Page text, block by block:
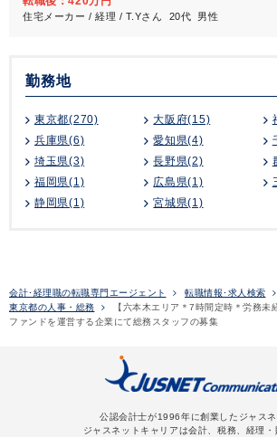
住宅メーカー / 経理 / T.Yさん 20代 男性
勤務地
東京都(270) 大阪府(15)
兵庫県(6)
愛知県(4)
埼玉県(3)
長野県(2)
福岡県(1)
広島県(1)
静岡県(1)
宮城県(1)
会計･経理職の転職専門エージェント 転職情報･求人検索
東京都の人事・総務
【六本木エリア＊7時間定時＊労務未
ファンドを運営する企業にて総務スタッフの募集
公認会計士が1996年に創業したジャスネ
ジャスネットキャリアは会計、税務、経理・